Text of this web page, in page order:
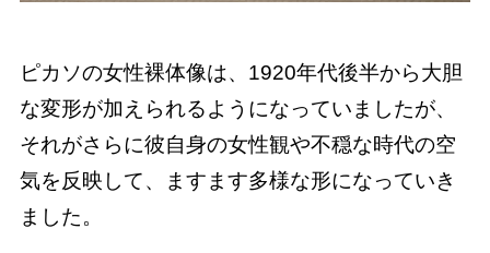
ピカソの女性裸体像は、1920年代後半から大胆
な変形が加えられるようになっていましたが、
それがさらに彼自身の女性観や不穏な時代の空
気を反映して、ますます多様な形になっていき
ました。